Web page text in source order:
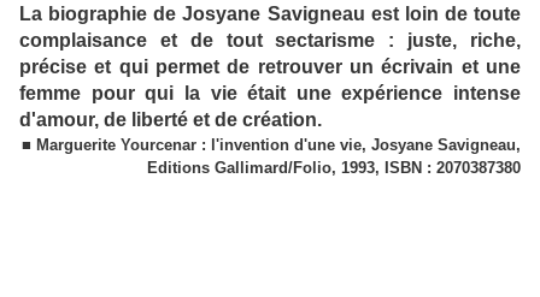
La biographie de Josyane Savigneau est loin de toute
complaisance et de tout sectarisme : juste, riche,
précise et qui permet de retrouver un écrivain et une
femme pour qui la vie était une expérience intense
d'amour, de liberté et de création.
■ Marguerite Yourcenar : l'invention d'une vie, Josyane Savigneau,
Editions Gallimard/Folio, 1993, ISBN : 2070387380